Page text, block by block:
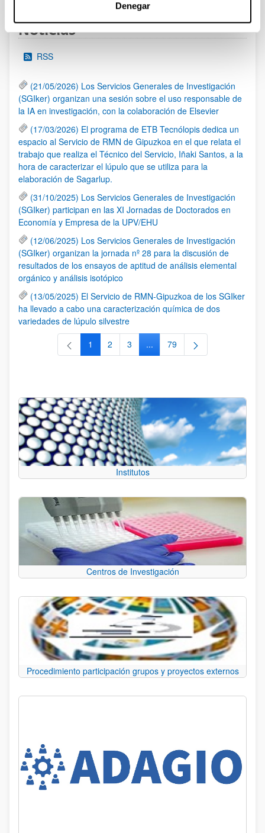
Denegar
Noticias
RSS
(21/05/2026) Los Servicios Generales de Investigación
(SGIker) organizan una sesión sobre el uso responsable de
la IA en investigación, con la colaboración de Elsevier
(17/03/2026) El programa de ETB Tecnólopis dedica un
espacio al Servicio de RMN de Gipuzkoa en el que relata el
trabajo que realiza el Técnico del Servicio, Iñaki Santos, a la
hora de caracterizar el lúpulo que se utiliza para la
elaboración de Sagarlup.
(31/10/2025) Los Servicios Generales de Investigación
(SGIker) participan en las XI Jornadas de Doctorados en
Economía y Empresa de la UPV/EHU
(12/06/2025) Los Servicios Generales de Investigación
(SGIker) organizan la jornada nº 28 para la discusión de
resultados de los ensayos de aptitud de análisis elemental
orgánico y análisis isotópico
(13/05/2025) El Servicio de RMN-Gipuzkoa de los SGIker
ha llevado a cabo una caracterización química de dos
variedades de lúpulo silvestre
Página
1 Página
2 Página
3 ...Páginas intermedias Use TAB
Página
79
Institutos
Centros de Investigación
Procedimiento participación grupos y proyectos externos